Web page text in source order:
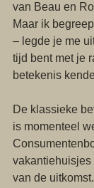
van Beau en
Maar ik
– legde je me
tijd bent met je
betekenis
De klassieke
is momenteel
vakantiehuisjes
van de